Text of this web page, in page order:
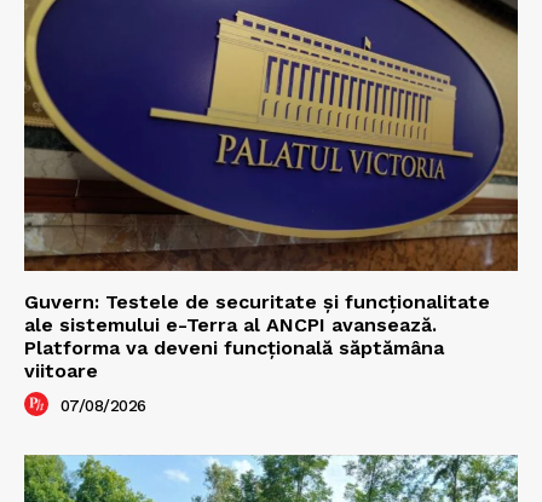
Guvern: Testele de securitate și funcționalitate
ale sistemului e-Terra al ANCPI avansează.
Platforma va deveni funcțională săptămâna
viitoare
07/08/2026